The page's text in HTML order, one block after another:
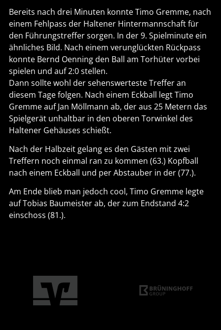
Bereits nach drei Minuten konnte Timo Gremme, nach
einem Fehlpass der Haltener Hintermannschaft für
den Führungstreffer sorgen. In der 9. Spielminute ein
ähnliches Bild. Nach einem verunglückten Rückpass
konnte Bernd Oenning den Ball am Torhüter vorbei
spielen und auf 2:0 stellen.
Dann sollte wohl der sehenswerteste Treffer an
diesem Tage folgen. Nach einem Eckball legt Timo
Gremme auf Jan Möllmann ab, der aus 25 Metern das
Spielgerät unhaltbar in den oberen Torwinkel des
Haltener Gehäuses schießt.
Nach der Halbzeit gelang es den Gästen mit zwei
Treffern noch einmal ran zu kommen (63.) Kopfball
nach einem Eckball und per Abstauber in der (77.).
Am Ende blieb man jedoch cool, Timo Gremme legte
auf Tobias Baumeister ab, der zum Endstand 4:2
einschoss (81.).